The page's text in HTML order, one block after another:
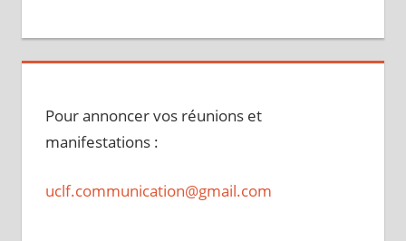
Pour annoncer vos réunions et
manifestations :
uclf.communication@gmail.com